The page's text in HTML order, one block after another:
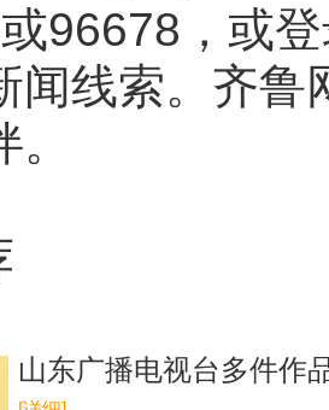
96678，或
闻线索。齐鲁
山东广播电视台多件作